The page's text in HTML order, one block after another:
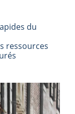
du
ressources